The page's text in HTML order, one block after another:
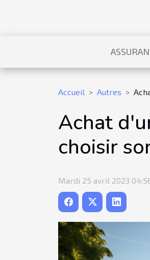
Accueil Autres
Achat
choisir
Mardi 25 avril 2023